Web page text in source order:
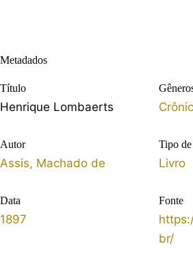
Metadados
Título
Henrique Lombaerts
Autor
Assis, Machado de
Data
1897
Tipo
Livro
Fonte
br/